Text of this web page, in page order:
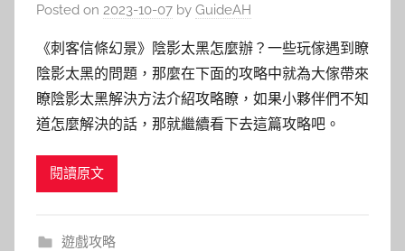
Posted on 2023-10-07 by GuideAH
《刺客信條幻景》陰影太黑怎麼辦？一些玩傢遇到瞭
陰影太黑的問題，那麼在下面的攻略中就為大傢帶來
瞭陰影太黑解決方法介紹攻略瞭，如果小夥伴們不知
道怎麼解決的話，那就繼續看下去這篇攻略吧。
閱讀原文
遊戲攻略